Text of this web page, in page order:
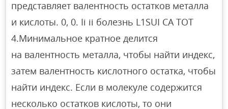
представляет валентность остатков металла
и кислоты. 0, 0. Ii ii болезнь L1SUI CA TOT
4.Минимальное кратное делится
на валентность металла, чтобы найти индекс,
затем валентность кислотного остатка, чтобы
найти индекс. Если в молекуле содержится
несколько остатков кислоты, то они